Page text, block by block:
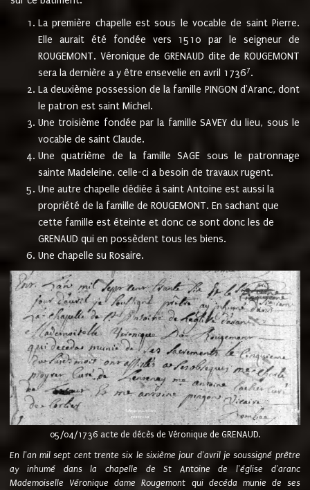
La première chapelle est sous le vocable de saint Pierre.
Elle aurait été fondée vers 1510 par le seigneur de
ROUGEMONT. Véronique de GRENAUD dite de ROUGEMONT
sera la dernière a y être ensevelie en avril 17367.
La deuxième possession de la famille PINGON d'Aranc, dont
le patron est saint Michel.
Une troisième fondée par la famille SAVEY du lieu, sous le
vocable de saint Claude.
Une quatrième de la famille SAGE sous le patronnage
sainte Madeleine. celle-ci a besoin de travaux rugent.
Une autre chapelle dédiée à saint Antoine est aussi la
propriété de la famille de ROUGEMONT. En sachant que
cette famille est éteinte et donc ce sont donc les de
GRENAUD qui en possèdent tous les biens.
Une chapelle su Rosaire.
05/04/1736 acte de décès de Véronique de GRENAUD.
En l'an mil sept cent trente six le sixième jour d'avril je soussigné prêtre
ay inhumé dans la chapelle de St Antoine de l'église d'aranc
Mademoiselle Véronique dame Rougemont qui decéda munie de ses